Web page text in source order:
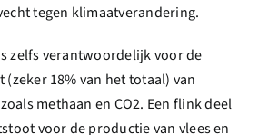
tegen klimaatverandering.
zelfs verantwoordelijk voor de
18% van het totaal) van
methaan en CO2. Een flink deel
voor de productie van vlees en